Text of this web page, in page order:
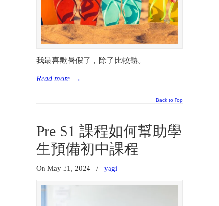
我最喜歡暑假了，除了比較熱。
Read more →
Back to Top
Pre S1 課程如何幫助學
生預備初中課程
On May 31, 2024 / yagi